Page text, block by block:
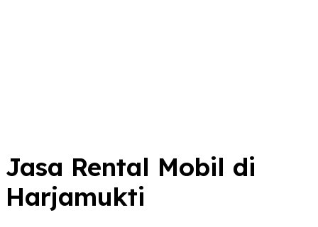
Jasa Rental Mobil di
Harjamukti